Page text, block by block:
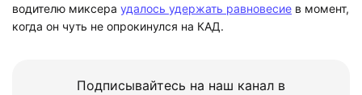
водителю миксера удалось удержать равновесие в момент,
когда он чуть не опрокинулся на КАД.
Подписывайтесь на наш канал в